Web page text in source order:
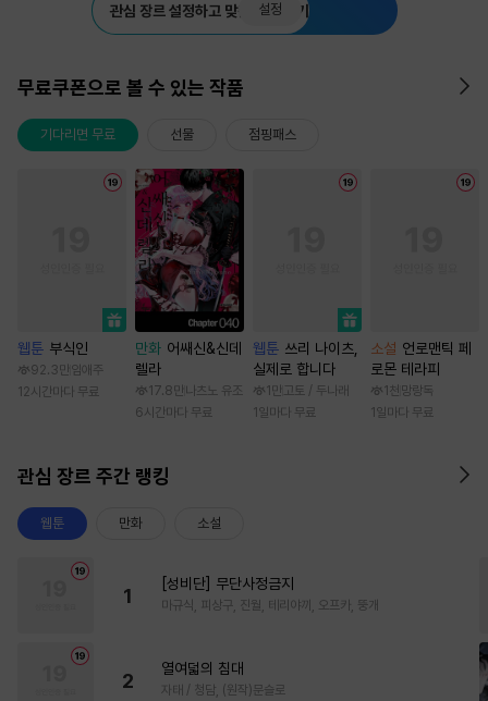
관심 장르 설정하고 맞춤 추천 받기
설정
무료쿠폰으로 볼 수 있는 작품
기다리면 무료 선물 점핑패스
웹툰 부식인
92.3만 임애주
12시간마다 무료
만화 어쌔신&신데
렐라
17.8만 나츠노 유조
6시간마다 무료
웹툰 쓰리 나이츠,
실제로 합니다
1만 고토 / 두나래
1일마다 무료
소설 언로맨틱 페
로몬 테라피
1천 망랑독
1일마다 무료
관심 장르 주간 랭킹
웹툰 만화 소설
1
[성비단] 무단사정금지
마규식, 피상구, 진월, 테리야끼, 오프카, 뚱개
2
열여덟의 침대
자태 / 청담, (원작)문슬로